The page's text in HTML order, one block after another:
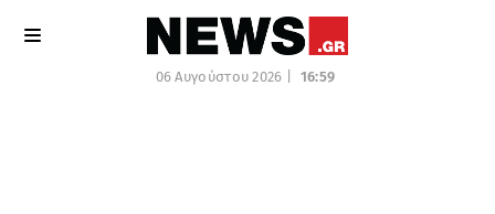
06 Αυγούστου 2026 | 16:59